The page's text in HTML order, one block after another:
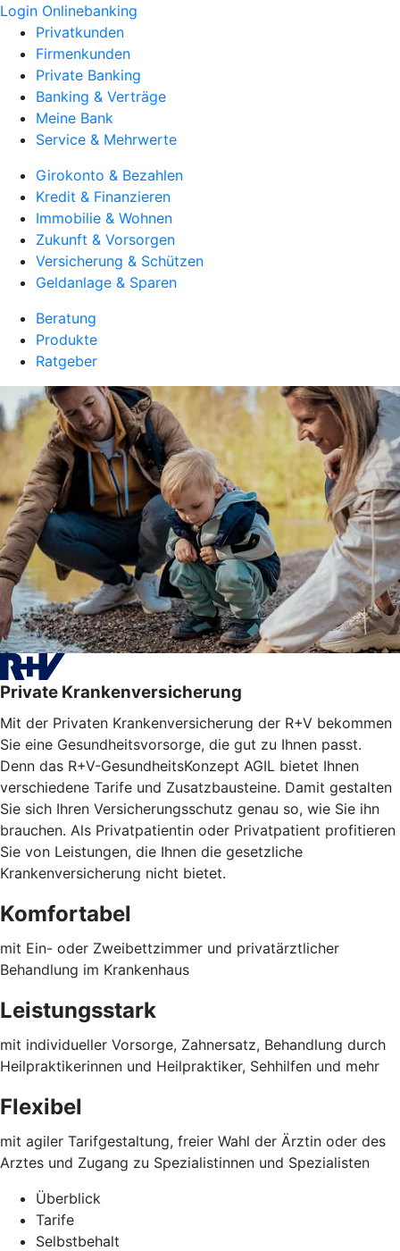
Login Onlinebanking
Privatkunden
Firmenkunden
Private Banking
Banking & Verträge
Meine Bank
Service & Mehrwerte
Girokonto & Bezahlen
Kredit & Finanzieren
Immobilie & Wohnen
Zukunft & Vorsorgen
Versicherung & Schützen
Geldanlage & Sparen
Beratung
Produkte
Ratgeber
Private Krankenversicherung
Mit der Privaten Krankenversicherung der R+V bekommen
Sie eine Gesundheitsvorsorge, die gut zu Ihnen passt.
Denn das R+V-GesundheitsKonzept AGIL bietet Ihnen
verschiedene Tarife und Zusatzbausteine. Damit gestalten
Sie sich Ihren Versicherungsschutz genau so, wie Sie ihn
brauchen. Als Privatpatientin oder Privatpatient profitieren
Sie von Leistungen, die Ihnen die gesetzliche
Krankenversicherung nicht bietet.
Komfortabel
mit Ein- oder Zweibettzimmer und privatärztlicher
Behandlung im Krankenhaus
Leistungsstark
mit individueller Vorsorge, Zahnersatz, Behandlung durch
Heilpraktikerinnen und Heilpraktiker, Sehhilfen und mehr
Flexibel
mit agiler Tarifgestaltung, freier Wahl der Ärztin oder des
Arztes und Zugang zu Spezialistinnen und Spezialisten
Überblick
Tarife
Selbstbehalt